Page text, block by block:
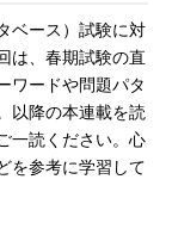
ベース）試験に対
は、春期試験の直
ワードや問題パタ
以降の本連載を読
一読ください。心
を参考に学習して